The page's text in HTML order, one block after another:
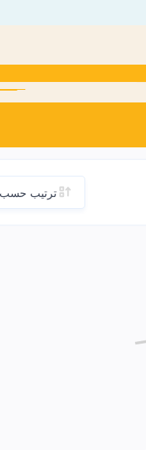
ترتيب حسب